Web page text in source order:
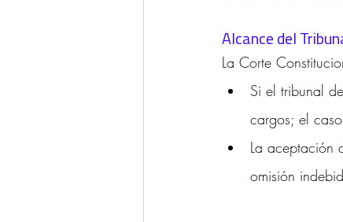
Alcance del
La Corte
Si el tribunal
cargos; el
La aceptación
omisión